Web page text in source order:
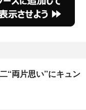
“両片思い”にキュン